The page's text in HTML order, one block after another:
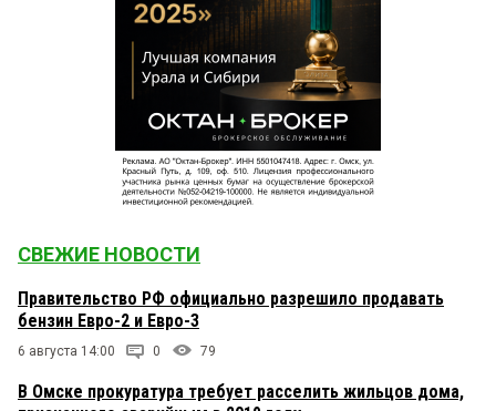
СВЕЖИЕ НОВОСТИ
Правительство РФ официально разрешило продавать
бензин Евро-2 и Евро-3
6 августа 14:00 0 79
В Омске прокуратура требует расселить жильцов дома,